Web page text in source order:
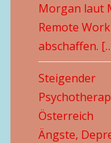
Morgan laut
Remote
abschaffen.
Steigender
Österreich
Ängste,